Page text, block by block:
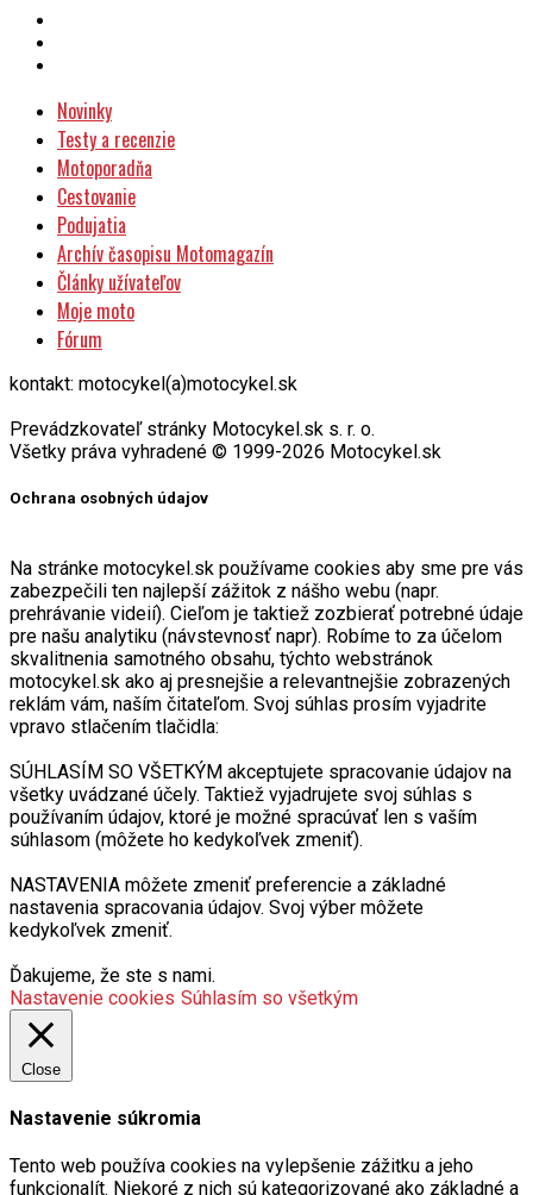
Novinky
Testy a recenzie
Motoporadňa
Cestovanie
Podujatia
Archív časopisu Motomagazín
Články užívateľov
Moje moto
kontakt: motocykel(a)motocykel.sk
Prevádzkovateľ stránky Motocykel.sk s. r. o.
Ochrana osobných údajov
Na stránke motocykel.sk používame cookies aby sme pre vás
zabezpečili ten najlepší zážitok z nášho webu (napr.
prehrávanie videií). Cieľom je taktiež zozbierať potrebné údaje
pre našu analytiku (návstevnosť napr). Robíme to za účelom
skvalitnenia samotného obsahu, týchto webstránok
motocykel.sk ako aj presnejšie a relevantnejšie zobrazených
reklám vám, naším čitateľom. Svoj súhlas prosím vyjadrite
vpravo stlačením tlačidla:
SÚHLASÍM SO VŠETKÝM akceptujete spracovanie údajov na
všetky uvádzané účely. Taktiež vyjadrujete svoj súhlas s
používaním údajov, ktoré je možné spracúvať len s vaším
súhlasom (môžete ho kedykoľvek zmeniť).
NASTAVENIA môžete zmeniť preferencie a základné
nastavenia spracovania údajov. Svoj výber môžete
kedykoľvek zmeniť.
Ďakujeme, že ste s nami.
Nastavenie cookies
Nastavenie súkromia